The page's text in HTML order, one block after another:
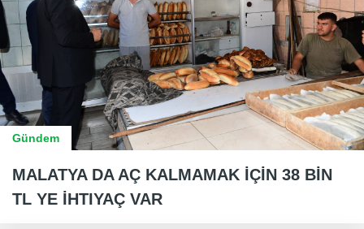
Gündem
MALATYA DA AÇ KALMAMAK İÇİN 38 BİN
TL YE İHTIYAÇ VAR